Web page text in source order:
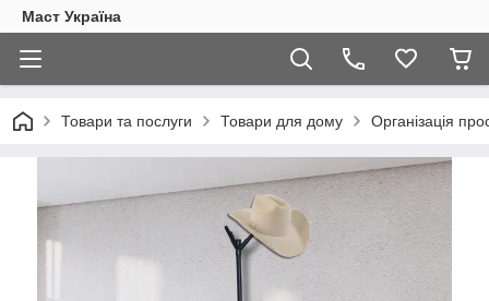
Маст Україна
Товари та послуги Товари для дому Організація